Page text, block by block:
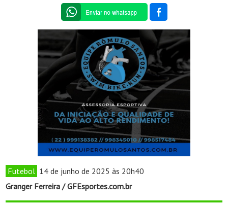
Futebol 14 de junho de 2025 às 20h40
Granger Ferreira / GFEsportes.com.br